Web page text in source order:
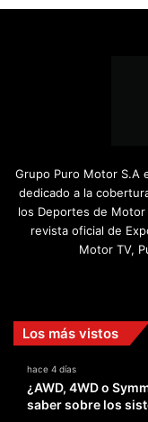
Grupo Puro Motor S.A
dedicado a la
los Deportes de Motor
revista oficial de
Motor TV,
Los más vistos
hace 4 días
¿AWD, 4WD o
saber sobre los